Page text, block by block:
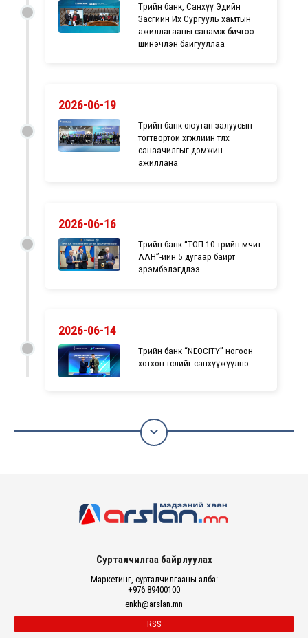
Төрийн банк, Санхүү Эдийн
Засгийн Их Сургууль хамтын
ажиллагааны санамж бичгээ
шинэчлэн байгууллаа
2026-06-19
Төрийн банк оюутан залуусын
тогтвортой хөгжлийн төлөөх
санаачилгыг дэмжин
ажиллана
2026-06-16
Төрийн банк “ТОП-10 төрийн өмчит
ААН”-ийн 5 дугаар байрт
эрэмбэлэгдлээ
2026-06-14
Төрийн банк “NEOCITY” ногоон
хотхон төслийг санхүүжүүлнэ

Сурталчилгаа байрлуулах
Маркетинг, сурталчилгааны алба:
+976 89400100
enkh@arslan.mn
RSS